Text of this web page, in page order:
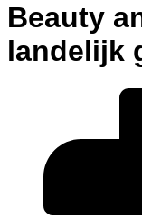
Beauty
landelijk